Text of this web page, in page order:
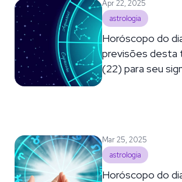
Apr 22, 2025
astrologia
Horóscopo do
previsões desta
(22) para seu
Mar 25, 2025
astrologia
Horóscopo do